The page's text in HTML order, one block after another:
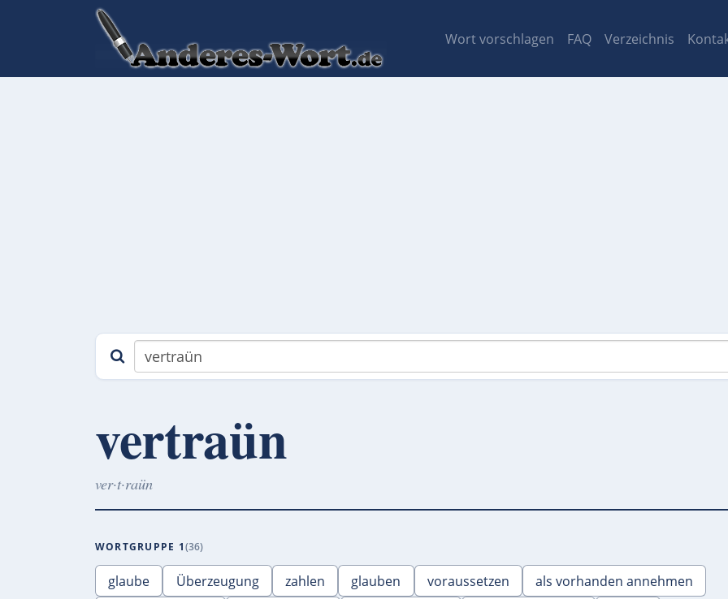
Wort vorschlagen FAQ Verzeichnis
vertraün
ver·t·raün
WORTGRUPPE 1 36
glaube Überzeugung zahlen glauben voraussetzen
als vorhanden annehmen